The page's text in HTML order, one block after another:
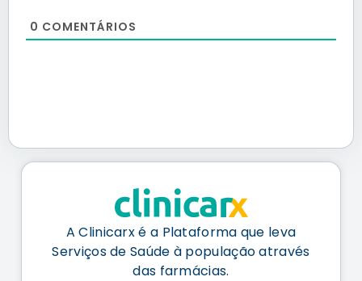
0 COMENTÁRIOS
A Clinicarx é a Plataforma que leva
Serviços de Saúde à população através
das farmácias.